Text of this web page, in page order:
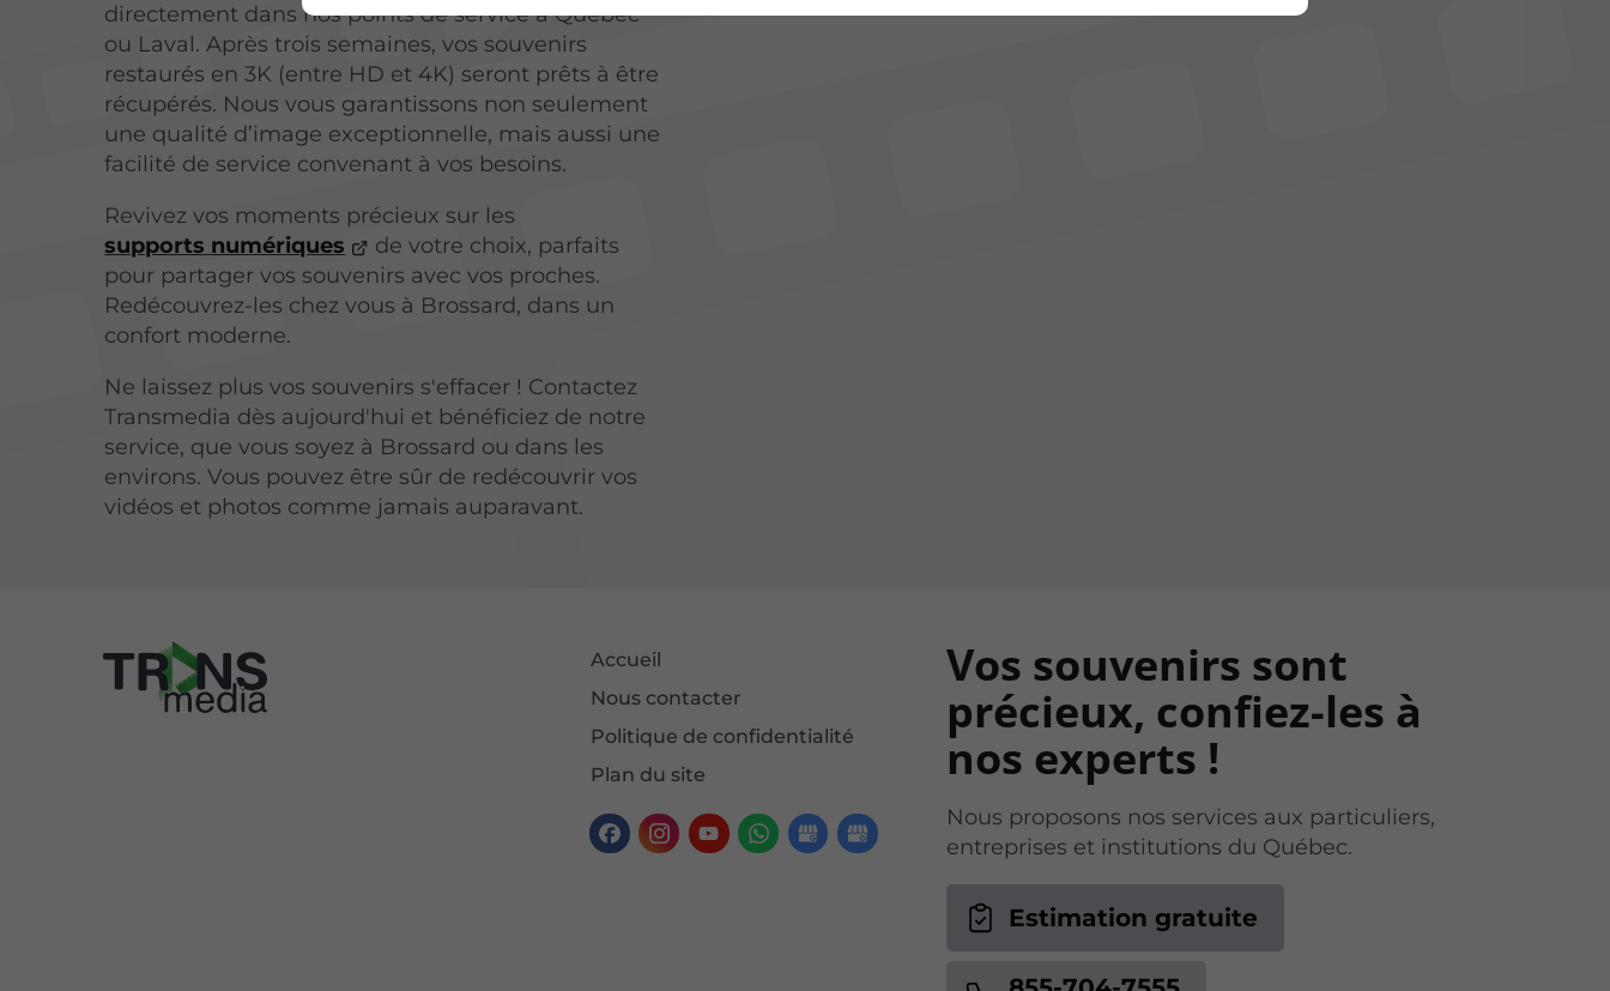
directement dans nos points de service à Québec
ou Laval. Après trois semaines, vos souvenirs
restaurés en 3K (entre HD et 4K) seront prêts à être
récupérés. Nous vous garantissons non seulement
une qualité d’image exceptionnelle, mais aussi une
facilité de service convenant à vos besoins.
Revivez vos moments précieux sur les
supports numériques
de votre choix, parfaits
pour partager vos souvenirs avec vos proches.
Redécouvrez-les chez vous à Brossard, dans un
confort moderne.
Ne laissez plus vos souvenirs s'effacer ! Contactez
Transmedia dès aujourd'hui et bénéficiez de notre
service, que vous soyez à Brossard ou dans les
environs. Vous pouvez être sûr de redécouvrir vos
vidéos et photos comme jamais auparavant.
Accueil
Nous contacter
Politique de confidentialité
Plan du site
Vos souvenirs sont
précieux, confiez-les à
nos experts !
Nous proposons nos services aux particuliers,
entreprises et institutions du Québec.
Estimation gratuite